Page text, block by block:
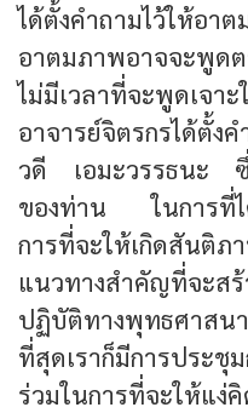
ได้ตั้งคำถามไว้ให้
อาตมภาพอาจจะพูด
ไม่มีเวลาที่จะพูดเจาะ
อาจารย์จิตรกรได้ตั้ง
วดี เอมะวรรธนะ ซึ่
ของท่าน ในการที่ได้
การที่จะให้เกิดสัน
แนวทางสำคัญที่จะส
ปฏิบัติทางพุทธศาสน
ที่สุดเราก็มีการประ
ร่วมในการที่จะให้แ